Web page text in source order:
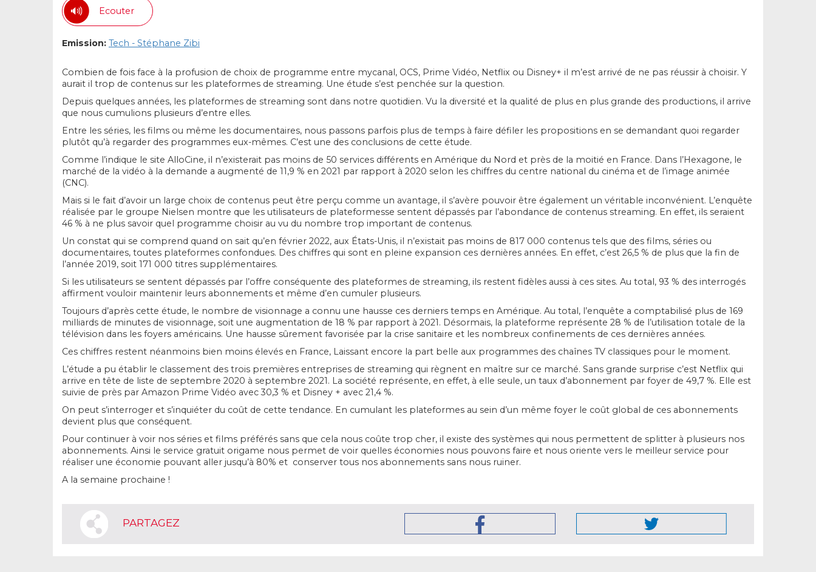
Ecouter
Emission: Tech - Stéphane Zibi
Combien de fois face à la profusion de choix de programme entre mycanal, OCS, Prime Vidéo, Netflix ou Disney+ il m’est arrivé de ne pas réussir à choisir. Y
aurait il trop de contenus sur les plateformes de streaming. Une étude s’est penchée sur la question.
Depuis quelques années, les plateformes de streaming sont dans notre quotidien. Vu la diversité et la qualité de plus en plus grande des productions, il arrive
que nous cumulions plusieurs d’entre elles.
Entre les séries, les films ou même les documentaires, nous passons parfois plus de temps à faire défiler les propositions en se demandant quoi regarder
plutôt qu’à regarder des programmes eux-mêmes. C’est une des conclusions de cette étude.
Comme l’indique le site AlloCine, il n’existerait pas moins de 50 services différents en Amérique du Nord et près de la moitié en France. Dans l’Hexagone, le
marché de la vidéo à la demande a augmenté de 11,9 % en 2021 par rapport à 2020 selon les chiffres du centre national du cinéma et de l’image animée
(CNC).
Mais si le fait d’avoir un large choix de contenus peut être perçu comme un avantage, il s’avère pouvoir être également un véritable inconvénient. L’enquête
réalisée par le groupe Nielsen montre que les utilisateurs de plateformesse sentent dépassés par l’abondance de contenus streaming. En effet, ils seraient
46 % à ne plus savoir quel programme choisir au vu du nombre trop important de contenus.
Un constat qui se comprend quand on sait qu’en février 2022, aux États-Unis, il n’existait pas moins de 817 000 contenus tels que des films, séries ou
documentaires, toutes plateformes confondues. Des chiffres qui sont en pleine expansion ces dernières années. En effet, c’est 26,5 % de plus que la fin de
l’année 2019, soit 171 000 titres supplémentaires.
Si les utilisateurs se sentent dépassés par l’offre conséquente des plateformes de streaming, ils restent fidèles aussi à ces sites. Au total, 93 % des interrogés
affirment vouloir maintenir leurs abonnements et même d’en cumuler plusieurs.
Toujours d’après cette étude, le nombre de visionnage a connu une hausse ces derniers temps en Amérique. Au total, l’enquête a comptabilisé plus de 169
milliards de minutes de visionnage, soit une augmentation de 18 % par rapport à 2021. Désormais, la plateforme représente 28 % de l’utilisation totale de la
télévision dans les foyers américains. Une hausse sûrement favorisée par la crise sanitaire et les nombreux confinements de ces dernières années.
Ces chiffres restent néanmoins bien moins élevés en France, Laissant encore la part belle aux programmes des chaînes TV classiques pour le moment.
L’étude a pu établir le classement des trois premières entreprises de streaming qui règnent en maître sur ce marché. Sans grande surprise c’est Netflix qui
arrive en tête de liste de septembre 2020 à septembre 2021. La société représente, en effet, à elle seule, un taux d’abonnement par foyer de 49,7 %. Elle est
suivie de près par Amazon Prime Vidéo avec 30,3 % et Disney + avec 21,4 %.
On peut s’interroger et s’inquiéter du coût de cette tendance. En cumulant les plateformes au sein d’un même foyer le coût global de ces abonnements
devient plus que conséquent.
Pour continuer à voir nos séries et films préférés sans que cela nous coûte trop cher, il existe des systèmes qui nous permettent de splitter à plusieurs nos
abonnements. Ainsi le service gratuit origame nous permet de voir quelles économies nous pouvons faire et nous oriente vers le meilleur service pour
réaliser une économie pouvant aller jusqu’à 80% et conserver tous nos abonnements sans nous ruiner.
A la semaine prochaine !
PARTAGEZ